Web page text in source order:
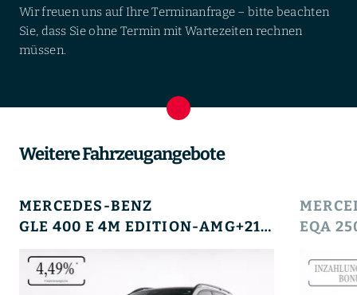
Wir freuen uns auf Ihre Terminanfrage – bitte beachten
Sie, dass Sie ohne Termin mit Wartezeiten rechnen
müssen.
Weitere Fahrzeugangebote
MERCEDES-BENZ
GLE 400 E 4M EDITION-AMG+21+HUD+PANO+AHK+SOUND+